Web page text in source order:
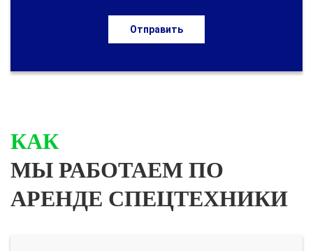
Отправить
КАК
МЫ РАБОТАЕМ ПО
АРЕНДЕ СПЕЦТЕХНИКИ